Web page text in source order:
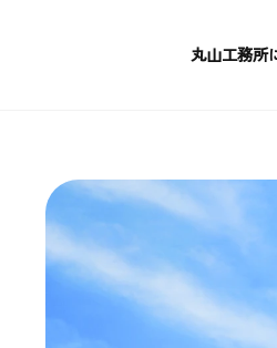
丸山工務所